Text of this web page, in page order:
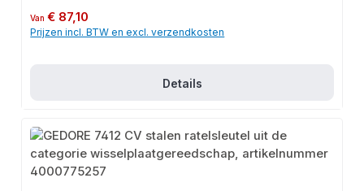
Normale prijs:
Van€ 87,10
Prijzen incl. BTW en excl. verzendkosten
Details